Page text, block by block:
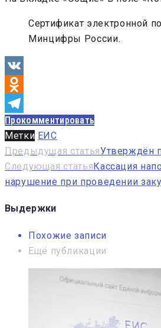
Сертификат электронной
Минцифры России.
VK
Odnoklassniki
Telegram
Прокомментировать
Метки ЕИС
Навигация
по
записям
Предыдущая статьяУтверждён
Следующая статьяКассация
нарушение при проведении
Выдержки
Похожие записи
Ещё публикации